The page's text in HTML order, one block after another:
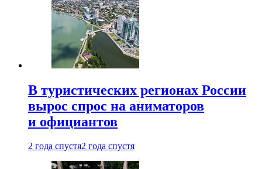
В туристических регионах России
вырос спрос на аниматоров
и официантов
2 года спустя2 года спустя